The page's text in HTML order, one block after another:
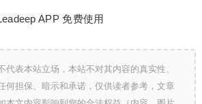
APP 免费使用
代表本站立场，本站不对其内容的真实性、
何担保、暗示和承诺，仅供读者参考，文章